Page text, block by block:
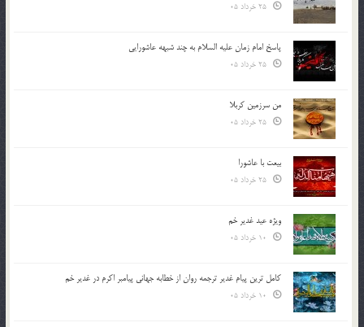
پاسخ امام زمان علیه السلام به چند شبهه عاشورایی
من سرزمین کربلا
بیعت با عاشورا
ویژه عید غدیر خم
کامل ترین پیام غدیر ترجمه روان از خطابه جهانی پیامبر اکرم در غدیر خم